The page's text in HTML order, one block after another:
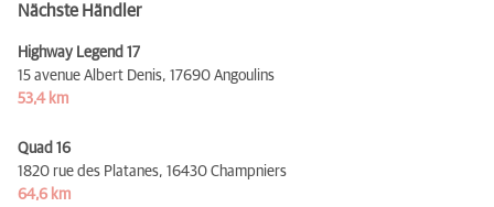
Nächste Händler
Highway Legend 17
15 avenue Albert Denis, 17690 Angoulins
53,4 km
Quad 16
1820 rue des Platanes, 16430 Champniers
64,6 km